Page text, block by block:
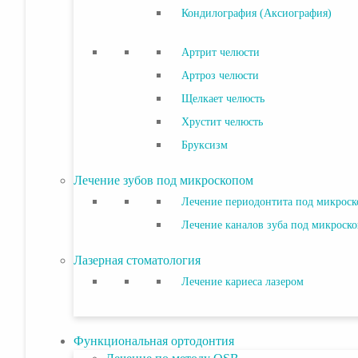
Кондилография (Аксиография)
Артрит челюсти
Артроз челюсти
Щелкает челюсть
Хрустит челюсть
Бруксизм
Лечение зубов под микроскопом
Лечение периодонтита под
Лечение каналов зуба под
Лазерная стоматология
Лечение кариеса лазером
Функциональная ортодонтия